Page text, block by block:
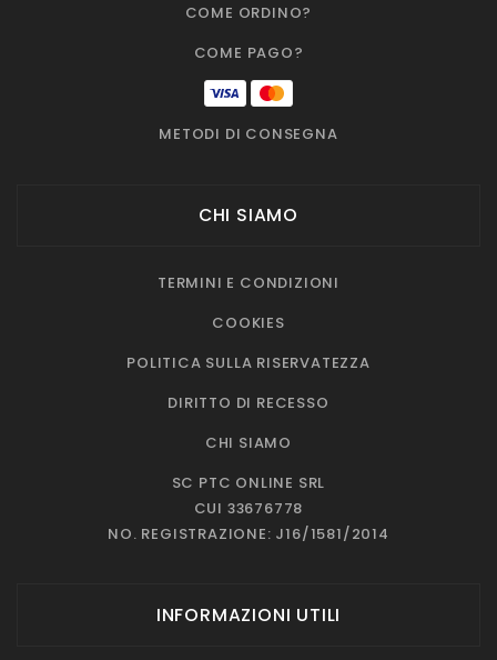
COME ORDINO?
COME PAGO?
METODI DI CONSEGNA
CHI SIAMO
TERMINI E CONDIZIONI
COOKIES
POLITICA SULLA RISERVATEZZA
DIRITTO DI RECESSO
CHI SIAMO
SC PTC ONLINE SRL
CUI 33676778
NO. REGISTRAZIONE: J16/1581/2014
INFORMAZIONI UTILI